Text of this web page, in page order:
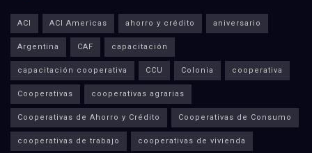
ACI ACI Americas ahorro y crédito aniversario
Argentina CAF capacitación
capacitación cooperativa CCU Colonia cooperativa
Cooperativas cooperativas agrarias
Cooperativas de Ahorro y Crédito Cooperativas de Consumo
cooperativas de trabajo cooperativas de vivienda